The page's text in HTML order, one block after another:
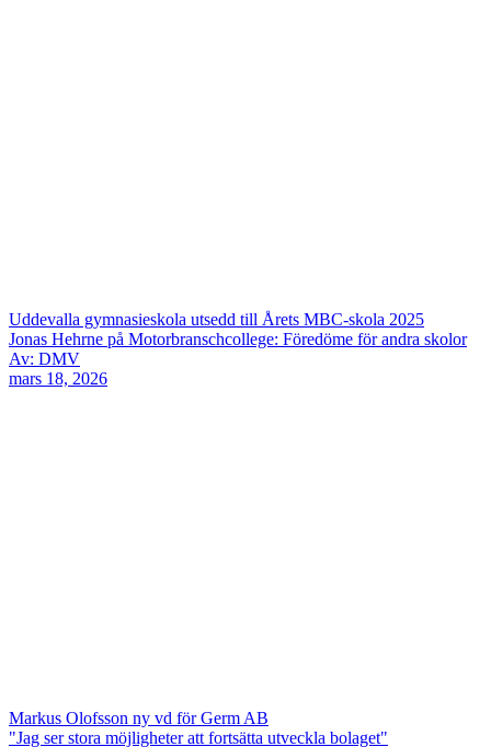
Uddevalla gymnasieskola utsedd till Årets MBC-skola 2025
Jonas Hehrne på Motorbranschcollege: Föredöme för andra skolor
Av: DMV
mars 18, 2026
Markus Olofsson ny vd för Germ AB
"Jag ser stora möjligheter att fortsätta utveckla bolaget"